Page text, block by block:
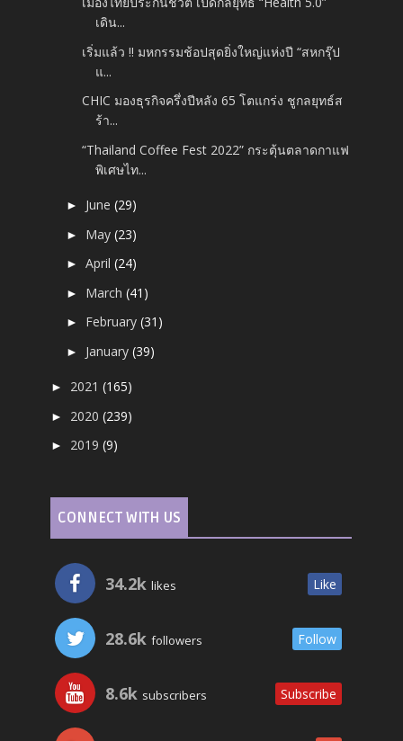
เดิน...
เริ่มแล้ว !! มหกรรมช้อปสุดยิ่งใหญ่แห่งปี “สหกรุ๊ป
แ...
CHIC มองธุรกิจครึ่งปีหลัง 65 โตแกร่ง ชูกลยุทธ์ส
ร้า...
“Thailand Coffee Fest 2022” กระตุ้นตลาดกาแฟ
พิเศษไท...
► June(29)
► May(23)
►April(24)
► March(41)
► February(31)
► January(39)
► 2021(165)
► 2020(239)
► 2019(9)
CONNECT WITH US
34.2k likes Like
28.6k followers Follow
8.6k subscribers Subscribe